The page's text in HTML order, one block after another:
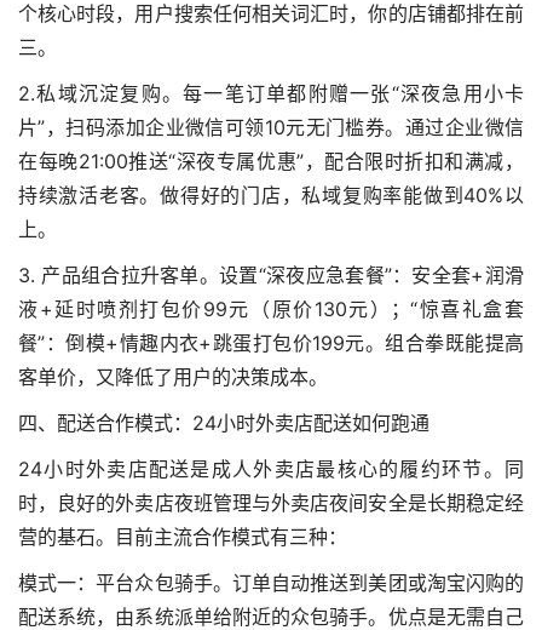
个核心时段，用户搜索任何相关词汇时，你的店铺都排在前
三。
2.私域沉淀复购。每一笔订单都附赠一张“深夜急用小卡
片”，扫码添加企业微信可领10元无门槛券。通过企业微信
在每晚21:00推送“深夜专属优惠”，配合限时折扣和满减，
持续激活老客。做得好的门店，私域复购率能做到40%以
上。
3. 产品组合拉升客单。设置“深夜应急套餐”：安全套+润滑
液+延时喷剂打包价99元（原价130元）；“惊喜礼盒套
餐”：倒模+情趣内衣+跳蛋打包价199元。组合拳既能提高
客单价，又降低了用户的决策成本。
四、配送合作模式：24小时外卖店配送如何跑通
24小时外卖店配送是成人外卖店最核心的履约环节。同
时，良好的外卖店夜班管理与外卖店夜间安全是长期稳定经
营的基石。目前主流合作模式有三种：
模式一：平台众包骑手。订单自动推送到美团或淘宝闪购的
配送系统，由系统派单给附近的众包骑手。优点是无需自己